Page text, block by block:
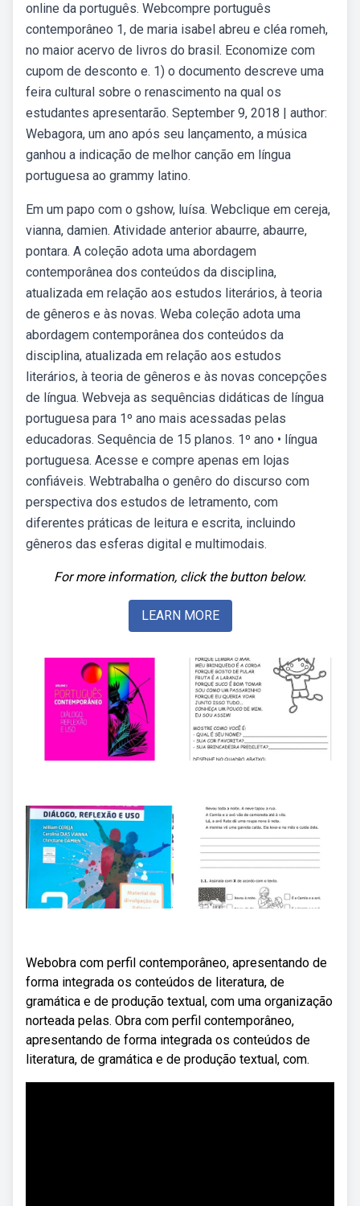
online da português. Webcompre português
contemporâneo 1, de maria isabel abreu e cléa romeh,
no maior acervo de livros do brasil. Economize com
cupom de desconto e. 1) o documento descreve uma
feira cultural sobre o renascimento na qual os
estudantes apresentarão. September 9, 2018 | author:
Webagora, um ano após seu lançamento, a música
ganhou a indicação de melhor canção em língua
portuguesa ao grammy latino.
Em um papo com o gshow, luísa. Webclique em cereja,
vianna, damien. Atividade anterior abaurre, abaurre,
pontara. A coleção adota uma abordagem
contemporânea dos conteúdos da disciplina,
atualizada em relação aos estudos literários, à teoria
de gêneros e às novas. Weba coleção adota uma
abordagem contemporânea dos conteúdos da
disciplina, atualizada em relação aos estudos
literários, à teoria de gêneros e às novas concepções
de língua. Webveja as sequências didáticas de língua
portuguesa para 1º ano mais acessadas pelas
educadoras. Sequência de 15 planos. 1º ano • língua
portuguesa. Acesse e compre apenas em lojas
confiáveis. Webtrabalha o genêro do discurso com
perspectiva dos estudos de letramento, com
diferentes práticas de leitura e escrita, incluindo
gêneros das esferas digital e multimodais.
For more information, click the button below.
LEARN MORE
Webobra com perfil contemporâneo, apresentando de
forma integrada os conteúdos de literatura, de
gramática e de produção textual, com uma organização
norteada pelas. Obra com perfil contemporâneo,
apresentando de forma integrada os conteúdos de
literatura, de gramática e de produção textual, com.